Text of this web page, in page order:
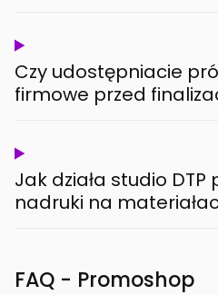
Czy udostępniacie
firmowe przed
Jak działa studio
nadruki na
FAQ - Promoshop